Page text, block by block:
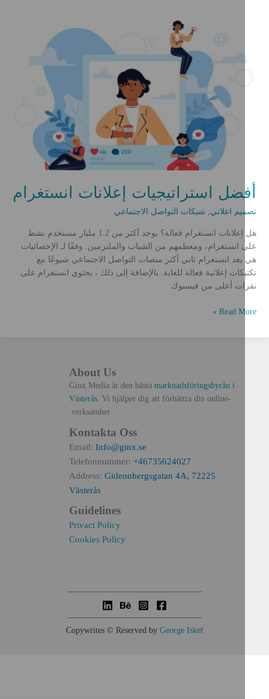
أفضل استراتيجيات إعلانات انستغرام
تصميم اعلاني,شبكات التواصل الاجتماعي
هل إعلانات انستغرام فعالة؟ يوجد أكثر من 1.2 مليار مستخدم نشط
على انستغرام، ومعظمهم من الشباب والملتزمين. وفقًا لـ الإحصائيات
هي يعد انستغرام ثاني أكثر منصات التواصل الاجتماعي شيوعًا مع
تكتيكات إعلانية فعالة للغاية. بالإضافة إلى ذلك ، يحتوي انستغرام على
نقرات أعلى من فيسبوك
أفضل
إعلانات
Read More »
About Us
Ginx Media är den bästamarknadsföringsbyrån i
Västerås . Vi hjälper dig att förbättra din online-
verksamhet.
Kontakta Oss
Email:Info@ginx.se
Telefonnummer:+46735624027
Address:Gideonbergsgatan 4A, 72225
Västerås
Guidelines
Privact Policy
Cookies Policy
Copywrites © Reserved byGeorge Iskef